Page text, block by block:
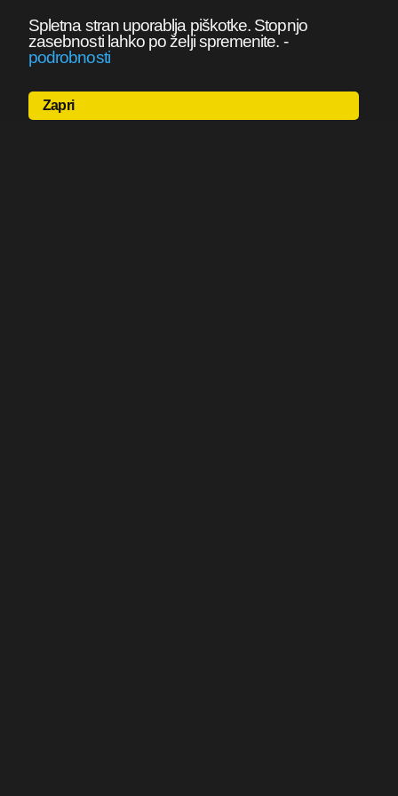
Spletna stran uporablja piškotke. Stopnjo
zasebnosti lahko po želji spremenite. -
podrobnosti
Zapri